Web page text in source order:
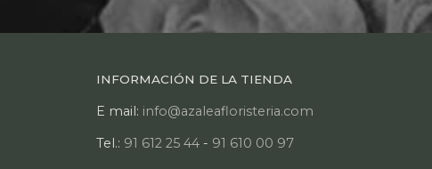
INFORMACIÓN DE LA TIENDA
E mail: info@azaleafloristeria.com
Tel.: 91 612 25 44 - 91 610 00 97